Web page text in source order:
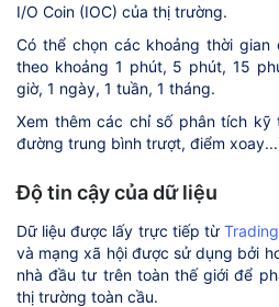
I/O Coin (IOC) của thị trường.
Có thể chọn các khoảng thời
theo khoảng 1 phút, 5 phút, 15
giờ, 1 ngày, 1 tuần, 1 tháng.
Xem thêm các chỉ số phân tích kỹ
đường trung bình trượt, điểm
Độ tin cậy của dữ liệu
Dữ liệu được lấy trực tiếp từ
và mạng xã hội được sử dụng bởi
nhà đầu tư trên toàn thế giới để
thị trường toàn cầu.